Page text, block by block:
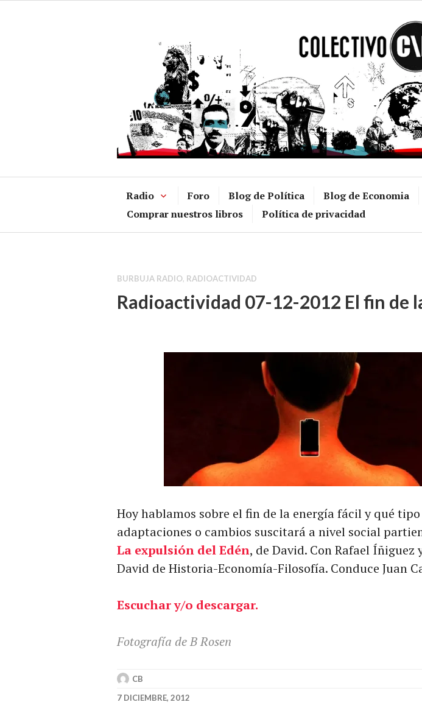
Radio Foro Blog de Política Blog de Economia
Comprar nuestros libros
Política de privacidad
BURBUJA RADIO, RADIOACTIVIDAD
Radioactividad 07-12-2012 El fin de
Hoy hablamos sobre el fin de la energía fácil y qué tipo
adaptaciones o cambios suscitará a nivel social
La expulsión del Edén, de David. Con Rafael Íñiguez
David de Historia-Economía-Filosofía. Conduce Juan
Escuchar y/o descargar.
Fotografía de B Rosen
CB
7 DICIEMBRE, 2012